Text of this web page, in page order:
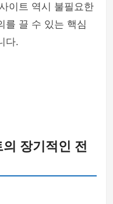
이트 역시 불필요한
를 끌 수 있는 핵심
다.
장기적인 전